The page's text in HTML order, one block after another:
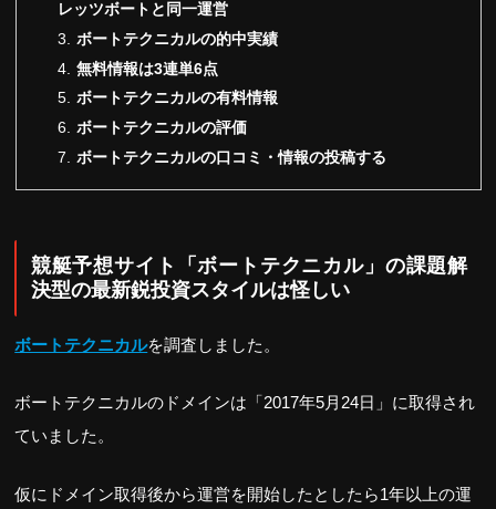
レッツボートと同一運営
ボートテクニカルの的中実績
無料情報は3連単6点
ボートテクニカルの有料情報
ボートテクニカルの評価
ボートテクニカルの口コミ・情報の投稿する
競艇予想サイト「ボートテクニカル」の課題解
決型の最新鋭投資スタイルは怪しい
ボートテクニカルを調査しました。
ボートテクニカルのドメインは「2017年5月24日」に取得され
ていました。
仮にドメイン取得後から運営を開始したとしたら1年以上の運